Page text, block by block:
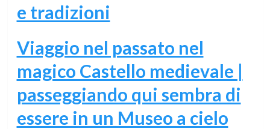
e tradizioni
Viaggio nel passato nel
magico Castello medievale |
passeggiando qui sembra di
essere in un Museo a cielo